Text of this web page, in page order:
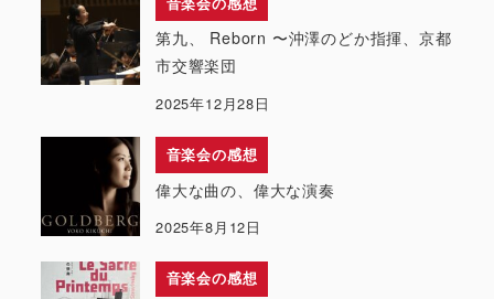
第九、 Reborn 〜沖澤のどか指揮、京都
市交響楽団
2025年12月28日
音楽会の感想
偉大な曲の、偉大な演奏
2025年8月12日
音楽会の感想